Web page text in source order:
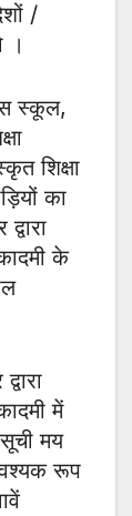
/
।
स्कूल,
शिक्षा
का
के
में
मय
रूप